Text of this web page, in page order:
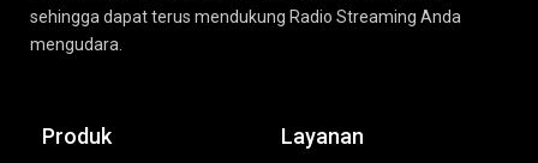
sehingga dapat terus mendukung Radio Streaming Anda
mengudara.
Produk Layanan